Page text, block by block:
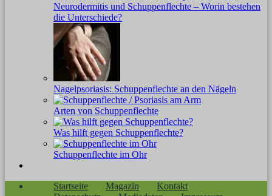
Neurodermitis und Schuppenflechte – Worin bestehen
die Unterschiede?
Nagelpsoriasis: Schuppenflechte an den Nägeln
Arten von Schuppenflechte
Was hilft gegen Schuppenflechte?
Schuppenflechte im Ohr
Startseite Magazin
Kontakt